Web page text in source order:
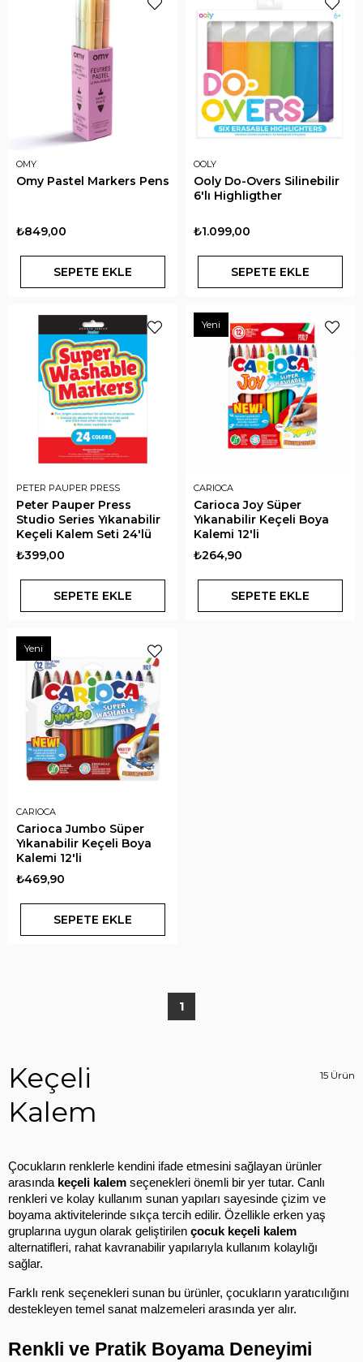
OMY
Omy Pastel Markers Pens
₺849,00
SEPETE EKLE
OOLY
Ooly Do-Overs Silinebilir
6'lı Highligther
₺1.099,00
SEPETE EKLE
PETER PAUPER PRESS
Peter Pauper Press
Studio Series Yıkanabilir
Keçeli Kalem Seti 24'lü
₺399,00
SEPETE EKLE
CARIOCA
Carioca Joy Süper
Yıkanabilir Keçeli Boya
Kalemi 12'li
₺264,90
SEPETE EKLE
Yeni
CARIOCA
Carioca Jumbo Süper
Yıkanabilir Keçeli Boya
Kalemi 12'li
₺469,90
SEPETE EKLE
Yeni
1
Keçeli
Kalem
15 Ürün
Çocukların renklerle kendini ifade etmesini sağlayan ürünler
arasında keçeli kalem seçenekleri önemli bir yer tutar. Canlı
renkleri ve kolay kullanım sunan yapıları sayesinde çizim ve
boyama aktivitelerinde sıkça tercih edilir. Özellikle erken yaş
gruplarına uygun olarak geliştirilen çocuk keçeli kalem
alternatifleri, rahat kavranabilir yapılarıyla kullanım kolaylığı
sağlar.
Farklı renk seçenekleri sunan bu ürünler, çocukların yaratıcılığını
destekleyen temel sanat malzemeleri arasında yer alır.
Renkli ve Pratik Boyama Deneyimi